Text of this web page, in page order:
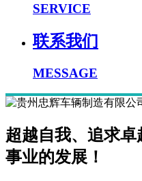
SERVICE
联系我们
MESSAGE
超越自我、追求
事业的发展！